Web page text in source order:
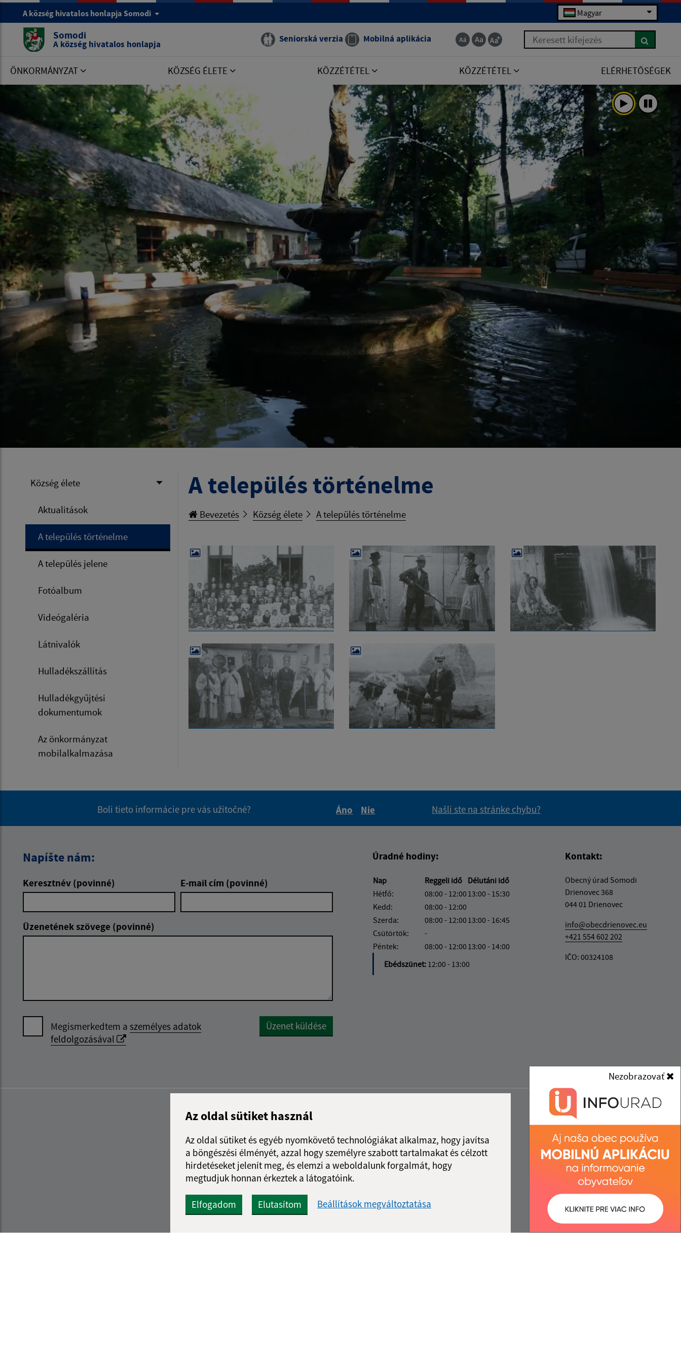
Az oldal sütiket használ
Az oldal sütiket és egyéb nyomkövető technológiákat alkalmaz, hogy javítsa
a böngészési élményét, azzal hogy személyre szabott tartalmakat és célzott
hirdetéseket jelenít meg, és elemzi a weboldalunk forgalmát, hogy
megtudjuk honnan érkeztek a látogatóink.
Elfogadom Elutasítom Beállítások megváltoztatása
Nezobrazovať
A község hivatalos honlapja Somodi Magyar
Somodi
A község hivatalos honlapja Seniorská verzia Mobilná aplikácia Keresett kifejezés
ÖNKORMÁNYZAT KÖZSÉG ÉLETE KÖZZÉTÉTEL KÖZZÉTÉTEL ELÉRHETŐSÉGEK
Község élete
Aktualitások
A település történelme
A település jelene
Fotóalbum
Videógaléria
Látnivalók
Hulladékszállítás
Hulladékgyűjtési
dokumentumok
Az önkormányzat
mobilalkalmazása
A település történelme
Bevezetés Község élete A település történelme
Boli tieto informácie pre vás užitočné?
Áno
Nie
Našli ste na stránke chybu?
Napíšte nám:
Keresztnév (povinné) E-mail cím (povinné)
Üzenetének szövege (povinné)
Megismerkedtem a személyes adatok
feldolgozásával
Google reCaptcha Response
Üzenet küldése
Úradné hodiny:
Nap Reggeli idő Délutáni idő
Hétfő:
08:00 - 12:0013:00 - 15:30
Kedd:
08:00 - 12:00
Szerda:
08:00 - 12:0013:00 - 16:45
Csütörtök:
-
Péntek:
08:00 - 12:0013:00 - 14:00
Ebédszünet: 12:00 - 13:00
Kontakt:
Obecný úrad Somodi
Drienovec 368
044 01 Drienovec
info@obecdrienovec.eu
+421 554 602 202
IČO: 00324108